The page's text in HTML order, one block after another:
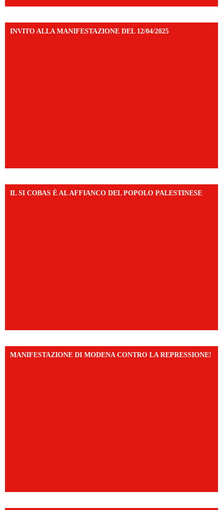
INVITO ALLA MANIFESTAZIONE DEL 12/04/2025
IL SI COBAS È AL AFFIANCO DEL POPOLO PALESTINESE
MANIFESTAZIONE DI MODENA CONTRO LA REPRESSIONE!